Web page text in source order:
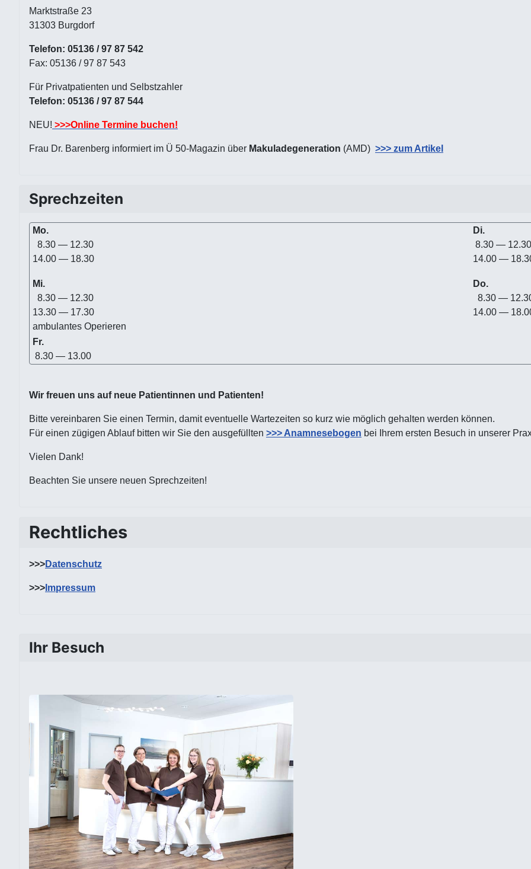
Ihr Besuch
Marktstraße 23
31303 Burgdorf
Telefon: 05136 / 97 87 542
Fax: 05136 / 97 87 543
Für Privatpatienten und Selbstzahler
Telefon: 05136 / 97 87 544
NEU! >>>Online Termine buchen!
Frau Dr. Barenberg informiert im Ü 50-Magazin über Makuladegeneration (AMD) >>> zum Artikel
Sprechzeiten
Mo.
8.30 — 12.30
14.00 — 18.30
Di.
8.30 — 12.30
14.00 —
Mi.
8.30 — 12.30
13.30 — 17.30
ambulantes Operieren
Do.
8.30 —
14.00 —
Fr.
8.30 — 13.00
Wir freuen uns auf neue Patientinnen und Patienten!
Bitte vereinbaren Sie einen Termin, damit eventuelle Wartezeiten so kurz wie möglich gehalten werden können.
Für einen zügigen Ablauf bitten wir Sie den ausgefüllten >>> Anamnesebogen bei Ihrem ersten Besuch in unserer
Vielen Dank!
Beachten Sie unsere neuen Sprechzeiten!
Rechtliches
>>>Datenschutz
>>> Impressum